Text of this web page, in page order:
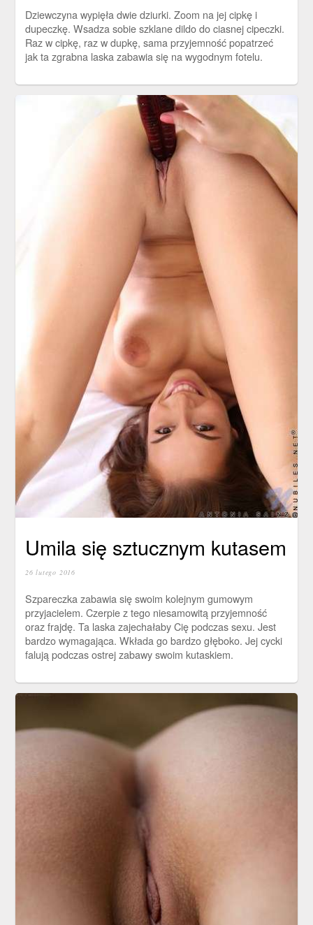
Dziewczyna wypięła dwie dziurki. Zoom na jej cipkę i
dupeczkę. Wsadza sobie szklane dildo do ciasnej cipeczki.
Raz w cipkę, raz w dupkę, sama przyjemność popatrzeć
jak ta zgrabna laska zabawia się na wygodnym fotelu.
Umila się sztucznym kutasem
26 lutego 2016
Szpareczka zabawia się swoim kolejnym gumowym
przyjacielem. Czerpie z tego niesamowitą przyjemność
oraz frajdę. Ta laska zajechałaby Cię podczas sexu. Jest
bardzo wymagająca. Wkłada go bardzo głęboko. Jej cycki
falują podczas ostrej zabawy swoim kutaskiem.